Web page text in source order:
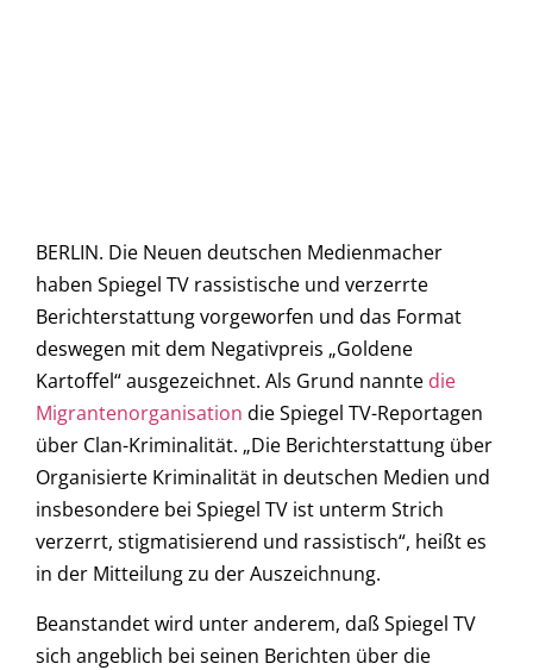
BERLIN. Die Neuen deutschen Medienmacher
haben Spiegel TV rassistische und verzerrte
Berichterstattung vorgeworfen und das Format
deswegen mit dem Negativpreis „Goldene
Kartoffel“ ausgezeichnet. Als Grund nannte die
Migrantenorganisation die Spiegel TV-Reportagen
über Clan-Kriminalität. „Die Berichterstattung über
Organisierte Kriminalität in deutschen Medien und
insbesondere bei Spiegel TV ist unterm Strich
verzerrt, stigmatisierend und rassistisch“, heißt es
in der Mitteilung zu der Auszeichnung.
Beanstandet wird unter anderem, daß Spiegel TV
sich angeblich bei seinen Berichten über die